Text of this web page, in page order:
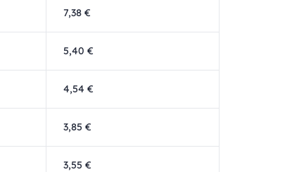
7,38 €
5,40 €
4,54 €
3,85 €
3,55 €